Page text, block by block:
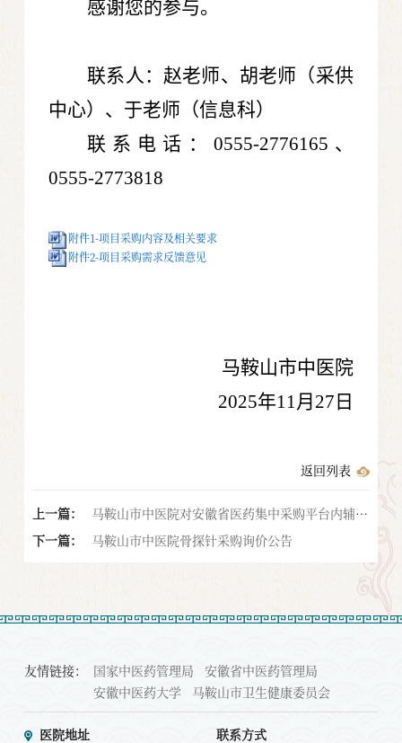
感谢您的参与。
联系人：赵老师、胡老师（采供
中心）、于老师（信息科）
联系电话： 0555-2776165 、
0555-2773818
附件1-项目采购内容及相关要求
附件2-项目采购需求反馈意见
马鞍山市中医院
2025年11月 27 日
返回列表
上一篇：
马鞍山市中医院对安徽省医药集中采购平台内辅料
类医用耗材询比的通告
下一篇： 马鞍山市中医院骨探针采购询价公告
友情链接： 国家中医药管理局
安徽省中医药管理局
安徽中医药大学
马鞍山市卫生健康委员会
医院地址 联系方式